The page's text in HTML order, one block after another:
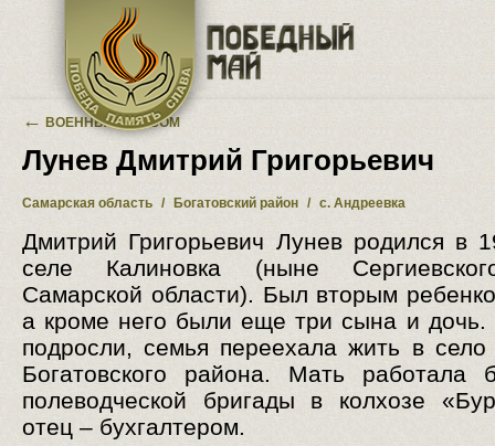
Перейти к основному содержанию
← ВОЕННЫЙ АЛЬБОМ
Лунев Дмитрий Григорьевич
Самарская область / Богатовский район / с. Андреевка
Дмитрий Григорьевич Лунев родился в
селе Калиновка (ныне
Самарской области). Был вторым
а кроме него были еще три сына и дочь.
подросли, семья переехала жить в село
Богатовского района. Мать работала
полеводческой бригады в колхозе
отец – бухгалтером.